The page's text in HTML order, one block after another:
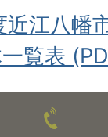
近江八
覧表